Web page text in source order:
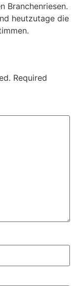
Branchenriesen.
heutzutage die
Required